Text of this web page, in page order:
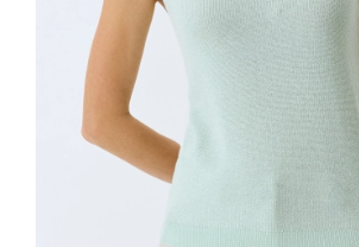
ДОБАВИТЬ В КОРЗИНУ
40